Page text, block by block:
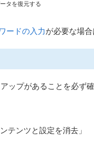
タを復元する
ードの入力が必要な場合
ップがあることを必ず確
ツと設定を消去」